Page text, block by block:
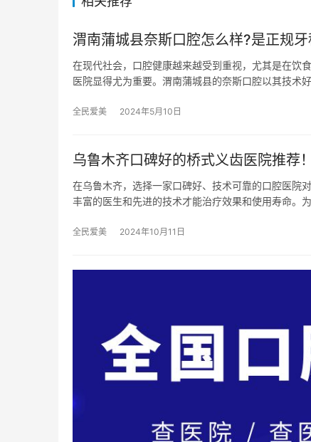
渭南蒲城县奈斯口腔怎么样?是正规
在现代社会，口腔健康越来越受到重视，尤其是在饮
医院显得尤为重要。渭南蒲城县的奈斯口腔以其技术
全民爱美 2024年5月10日
乌鲁木齐口碑好的桥式义齿医院推荐
在乌鲁木齐，选择一家口碑好、技术可靠的口腔医院
丰富的医生和先进的技术才能治疗效果和使用寿命。
全民爱美 2024年10月11日